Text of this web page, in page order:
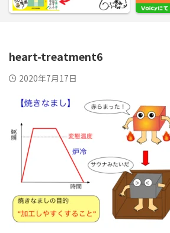
heart-treatment6
2020年7月17日